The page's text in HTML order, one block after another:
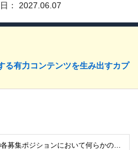
： 2027.06.07
る有力コンテンツを生み出すカプ
■学歴不問 ■各募集ポジションにおいて何らかの知識・経験がある方 ※配属組織や担当プロジェクトにより異なる場合がございます。 ※詳細は、当社HPの採用情報をご参照ください。 ＜https://jo